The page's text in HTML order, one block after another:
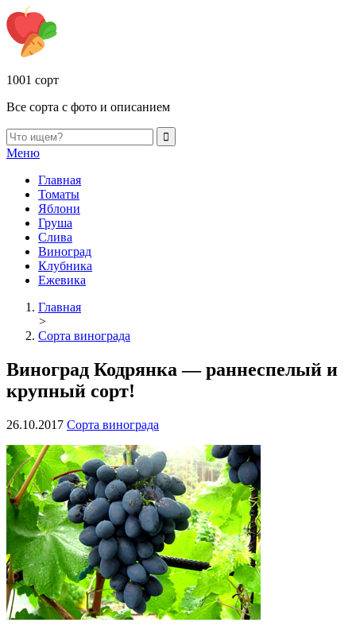
1001 сорт
Все сорта с фото и описанием
Меню
Главная
Томаты
Яблони
Груша
Слива
Виноград
Клубника
Ежевика
Главная
>
Сорта винограда
Виноград Кодрянка — раннеспелый и
крупный сорт!
26.10.2017 Сорта винограда